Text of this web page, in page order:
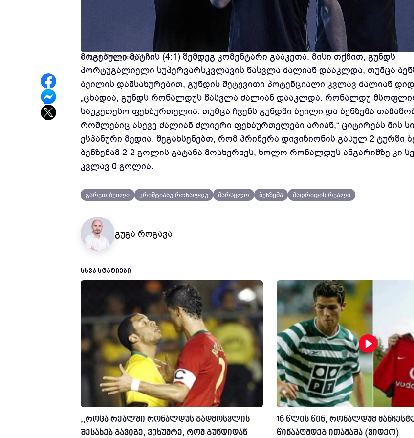
7 წლის წინ ფეხბურთი
მადრიდის „რეალის“ ნახევარმცველმა, ბრაზილიელმა მარსელომ
მოგებული მატჩის (4:1) შემდეგ კომენტარი გააკეთა. მისი თქმით, გუნდს
პორტუგალიელი სუპერვარსკვლავის წასვლა ძალიან დააკლდა, თუმცა
ბეილის დამსახურებით, გუნდის შეტევითი პოტენციალი კვლავ ძალიან
„ცხადია, გუნდს რონალდუს წასვლა ძალიან დააკლდა. რონალდუ
საუკეთესო ფეხბურთელია. თუმცა ჩვენს გუნდში ბეილი და ბენზემა
რომლებიც ასევე ძალიან ძლიერი ფეხბურთელები არიან,“ ციტირებს მის
ესპანური მედია. შეგახსენებთ, რომ პრიმერა დივიზიონის გასულ 2 ტურში
ბენზემამ 2-2 გოლის გატანა მოახერხეს, ხოლო რონალდუს ანგარიშზე კი
კვლავ 0 გოლია.
გარეთ ბეილი კრიშტიანუ რონალდუ მარსელო ბენზემა მადრიდის რეალი
გუგა როგავა
ᲡᲮᲕᲐ ᲡᲢᲐᲢᲘᲔᲑᲘ
,,როცა რეალში რონალდუს გადმოსვლის
შესახებ გავიგე, ვიხუმრე, რომ გუნდიდან
16 წლის წინ, რონალდუმ
წინააღმდეგ ითამაშა (ვიდეო)